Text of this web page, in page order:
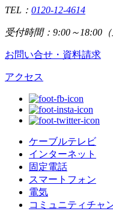
TEL： 0120-12-4614
受付時間：9:00～18:00（
お問い合せ・資料請求
アクセス
ケーブルテレビ
インターネット
固定電話
スマートフォン
電気
コミュニティチャ